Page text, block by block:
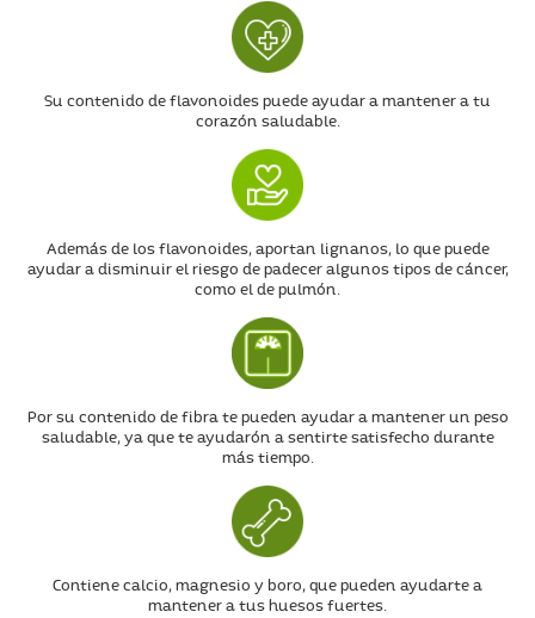
Su contenido de flavonoides puede ayudar a mantener a tu
corazón saludable.
Además de los flavonoides, aportan lignanos, lo que puede
ayudar a disminuir el riesgo de padecer algunos tipos de cáncer,
como el de pulmón.
Por su contenido de fibra te pueden ayudar a mantener un peso
saludable, ya que te ayudarón a sentirte satisfecho durante
más tiempo.
Contiene calcio, magnesio y boro, que pueden ayudarte a
mantener a tus huesos fuertes.